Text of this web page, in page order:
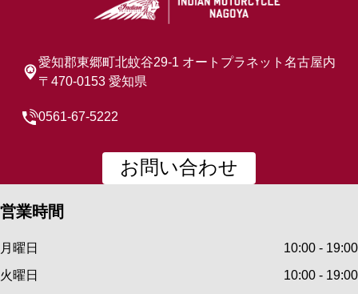
愛知郡東郷町北蚊谷29-1 オートプラネット名古屋内
〒470-0153 愛知県
0561-67-5222
お問い合わせ
営業時間
月曜日
10:00 - 19:00
火曜日
10:00 - 19:00